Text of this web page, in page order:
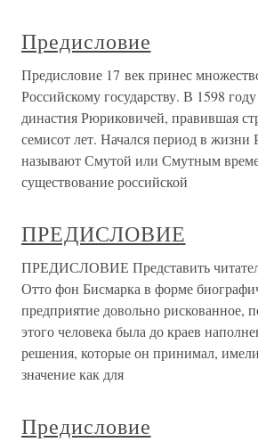
Предисловие
Предисловие 17 век принес
Российскому государству. В 1598
династия Рюриковичей, правившая
семисот лет. Начался период в жизни
называют Смутой или Смутным
существование российской
ПРЕДИСЛОВИЕ
ПРЕДИСЛОВИЕ Представить
Отто фон Бисмарка в форме
предприятие довольно рискованное,
этого человека была до краев
решения, которые он принимал,
значение как для
Предисловие